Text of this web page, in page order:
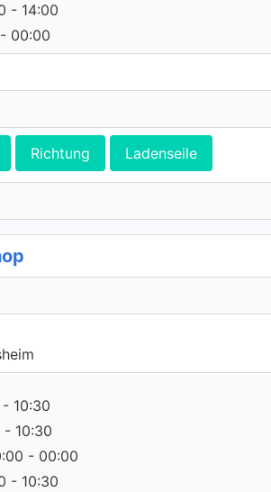
- 14:00
00:00
Richtung Ladenseile
10:30
- 10:30
- 00:00
- 10:30